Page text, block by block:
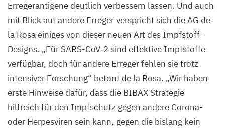
Erregerantigene deutlich verbessern lassen. Und auch
mit Blick auf andere Erreger verspricht sich dieAG de
la Rosa einiges von dieser neuen Art des Impfstoff-
Designs. „Für SARS-CoV‑2 sind effektive Impfstoffe
verfügbar, doch für andere Erreger fehlen sie trotz
intensiver Forschung“ betont de la Rosa. „Wir haben
erste Hinweise dafür, dass die BIBAX Strategie
hilfreich für den Impfschutz gegen andere Corona-
oder Herpesviren sein kann, gegen die bislang kein